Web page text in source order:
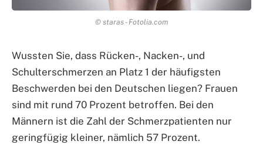
© staras - Fotolia.com
Wussten Sie, dass Rücken-, Nacken-, und
Schulterschmerzen an Platz 1 der häufigsten
Beschwerden bei den Deutschen liegen? Frauen
sind mit rund 70 Prozent betroffen. Bei den
Männern ist die Zahl der Schmerzpatienten nur
geringfügig kleiner, nämlich 57 Prozent.